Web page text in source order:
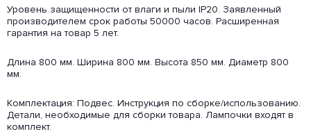
Уровень защищенности от влаги и пыли IP20. Заявленный
производителем срок работы 50000 часов. Расширенная
гарантия на товар 5 лет.
Длина 800 мм. Ширина 800 мм. Высота 850 мм. Диаметр 800
мм.
Комплектация: Подвес. Инструкция по сборке/использованию.
Детали, необходимые для сборки товара. Лампочки входят в
комплект.